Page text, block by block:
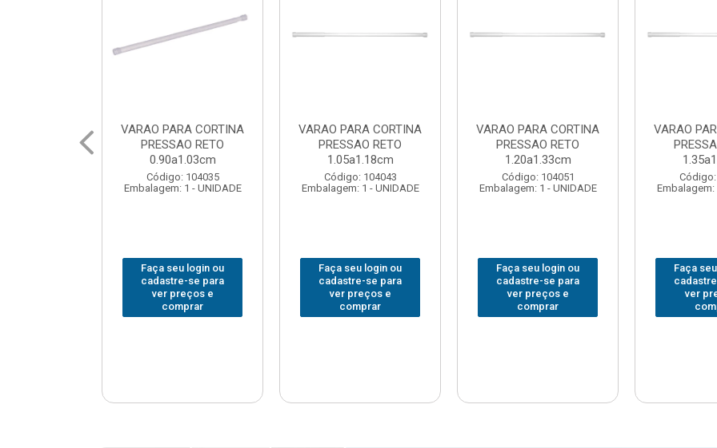
VARAO PARA CORTINA
PRESSAO RETO
1.05a1.18cm
Código: 104043
Embalagem: 1 - UNIDADE
Faça seu login ou
cadastre-se para
ver preços e
comprar
VARAO PARA CORTINA
PRESSAO RETO
1.20a1.33cm
Código: 104051
Embalagem: 1 - UNIDADE
Faça seu login ou
cadastre-se para
ver preços e
comprar
VARAO PARA CORTINA
PRESSAO RETO
1.35a1.48cm
Código: 104060
Embalagem: 1 - UNIDADE
Faça seu login ou
cadastre-se para
ver preços e
comprar
VARAO
Embalagem:
Faça
ver